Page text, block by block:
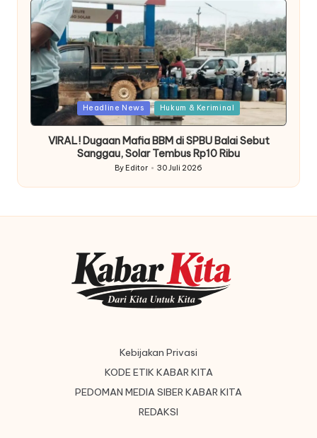
Posted
in
Headline News Hukum & Keriminal
VIRAL! Dugaan Mafia BBM di SPBU Balai Sebut
Sanggau, Solar Tembus Rp10 Ribu
Posted
by
By Editor 30 Juli 2026
Kebijakan Privasi
KODE ETIK KABAR KITA
PEDOMAN MEDIA SIBER KABAR KITA
REDAKSI